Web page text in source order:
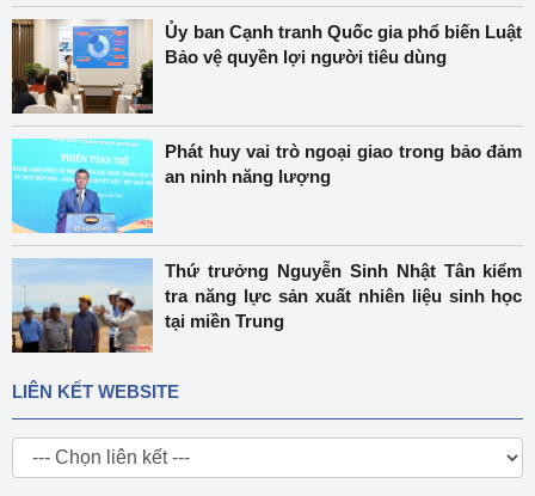
Ủy ban Cạnh tranh Quốc gia phổ biến Luật
Bảo vệ quyền lợi người tiêu dùng
Phát huy vai trò ngoại giao trong bảo đảm
an ninh năng lượng
Thứ trưởng Nguyễn Sinh Nhật Tân kiểm
tra năng lực sản xuất nhiên liệu sinh học
tại miền Trung
LIÊN KẾT WEBSITE